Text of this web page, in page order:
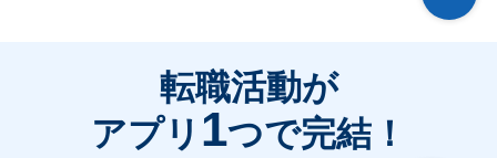
転職活動が
アプリ 1つで完結！